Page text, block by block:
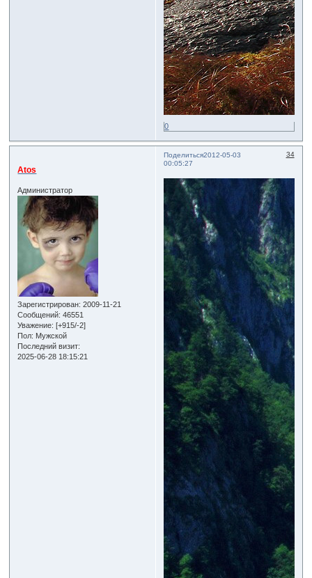
0
Поделиться 34
2012-05-03
00:05:27
Atos
Администратор
Зарегистрирован: 2009-11-21
Сообщений: 46551
Уважение: [+915/-2]
Пол: Мужской
Последний визит:
2025-06-28 18:15:21